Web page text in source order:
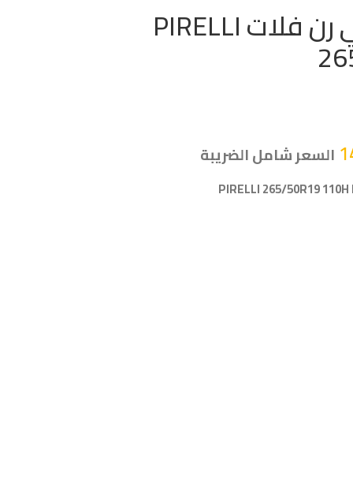
إطار بريللي مكسيكي رن فلات PIRELLI
السعر شامل الضريبة